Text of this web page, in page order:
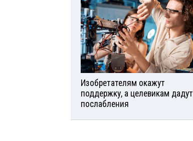
Изобретателям окажут
поддержку, а целевикам дадут
послабления